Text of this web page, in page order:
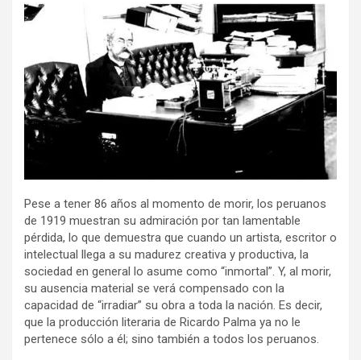
Pese a tener 86 años al momento de morir, los peruanos
de 1919 muestran su admiración por tan lamentable
pérdida, lo que demuestra que cuando un artista, escritor o
intelectual llega a su madurez creativa y productiva, la
sociedad en general lo asume como “inmortal”. Y, al morir,
su ausencia material se verá compensado con la
capacidad de “irradiar” su obra a toda la nación. Es decir,
que la producción literaria de Ricardo Palma ya no le
pertenece sólo a él; sino también a todos los peruanos.